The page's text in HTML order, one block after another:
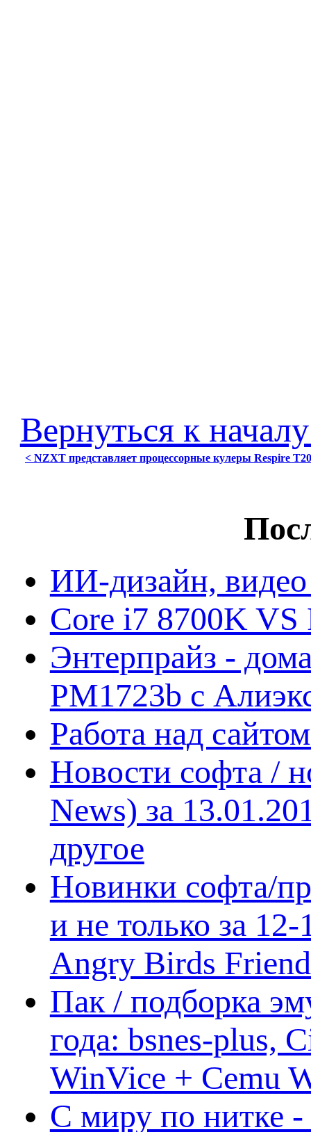
Вернуться к
< NZXT представляет процессорные кулеры Respire
ИИ-дизайн,
Core i7 8700K VS
Энтерпрайз -
PM1723b с
Работа над
Новости софта /
News) за
другое
Новинки софта/
и не только за
Angry Birds
Пак / подборка
года: bsnes-plus,
WinVice + Cemu
С миру по нитке